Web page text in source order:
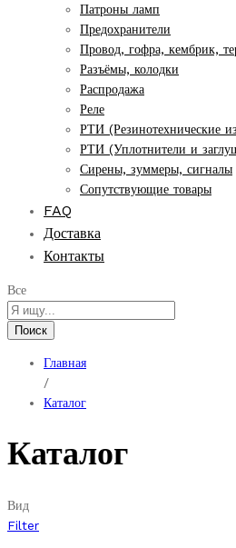
Патроны ламп
Предохранители
Провод, гофра, кембрик,
Разъёмы, колодки
Распродажа
Реле
РТИ (Резинотехнические
РТИ (Уплотнители и
Сирены, зуммеры, сигналы
Сопутствующие товары
FAQ
Доставка
Контакты
Все
Поиск
Главная
/
Каталог
Каталог
Вид
Filter